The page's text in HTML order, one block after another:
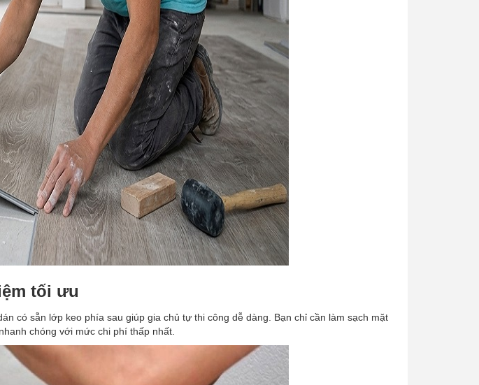
tối ưu
có sẵn lớp keo phía sau giúp gia chủ tự thi công dễ dàng. Bạn chỉ cần làm sạch mặt
chóng với mức chi phí thấp nhất.